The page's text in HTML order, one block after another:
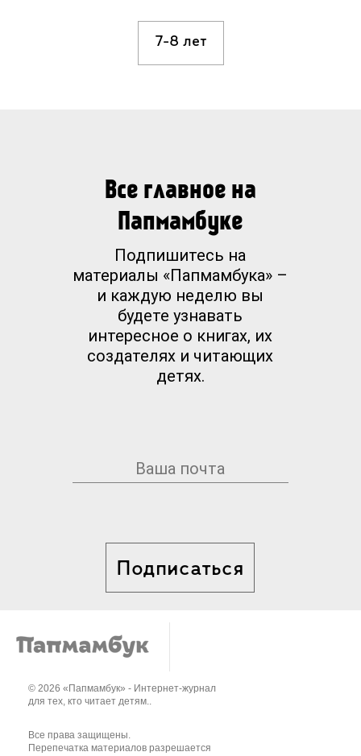
7-8 лет
Все главное на
Папмамбуке
Подпишитесь на
материалы «Папмамбука» –
и каждую неделю вы
будете узнавать
интересное о книгах, их
создателях и читающих
детях.
Подписаться
© 2026 «Папмамбук» - Интернет-журнал
для тех, кто читает детям..
Все права защищены.
Перепечатка материалов разрешается